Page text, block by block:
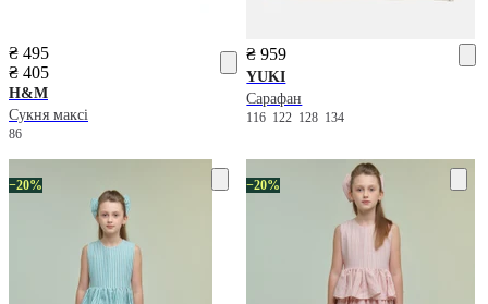
₴ 495
₴ 405
H&M
Сукня максі
86
₴ 959
YUKI
Сарафан
116 122 128 134
−20% −20%